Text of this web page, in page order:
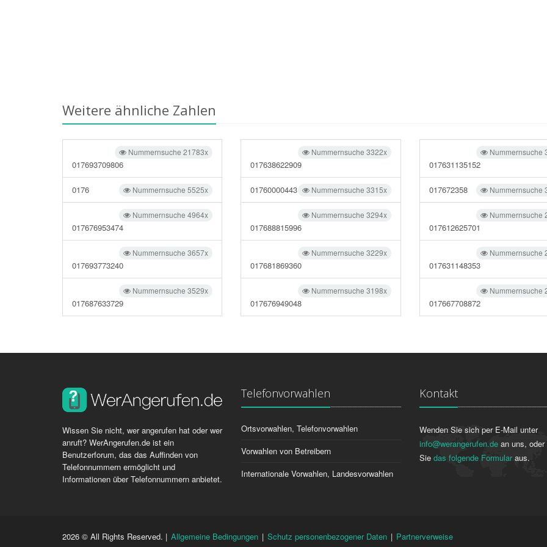
Weitere ähnliche Zahlen
Nummernsuche 21783x
017693709806
Nummernsuche 5525x
0176
Nummernsuche 4964x
017676953474
Nummernsuche 3657x
017693773240
Nummernsuche 3529x
017687633729
Nummernsuche 3322x
017638622909
Nummernsuche 3315x
01760000443
Nummernsuche 3294x
017688815996
Nummernsuche 3229x
017681869360
Nummernsuche 3198x
017676949048
Nummernsuche
017631135152
Nummernsuche
017672358
Nummernsuche
017612625701
Nummernsuche
017631148353
Nummernsuche
017667708872
Wissen Sie nicht, wer angerufen hat oder wer
anruft? WerAngerufen.de ist ein
Benutzerforum, das das Auffinden von
Telefonnummern ermöglicht und
Informationen über Telefonnummern anbietet.
Telefonvorwahlen
Ortsvorwahlen, Telefonvorwahlen
Vorwahlen von Betreibern
Internationale Vorwahlen, Landesvorwahlen
Kontakt
Wenden Sie sich per E-Mail unter
info@werangerufen.de an uns, oder
Sie das folgende Formularaus.
2026 © All Rights Reserved. | Allgemeine Bedingungen | Schutz personenbezogener Daten | Partnerverweise